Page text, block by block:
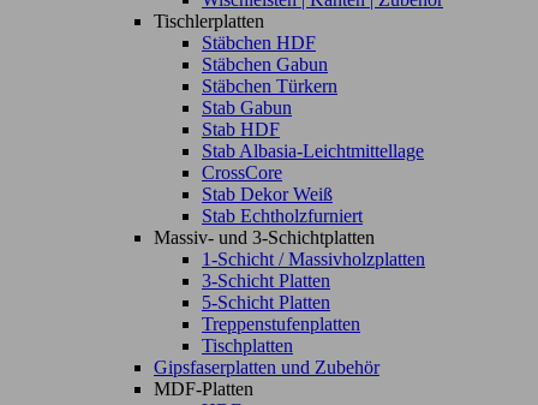
Tischlerplatten
Stäbchen HDF
Stäbchen Gabun
Stäbchen Türkern
Stab Gabun
Stab HDF
Stab Albasia-Leichtmittellage
CrossCore
Stab Dekor Weiß
Stab Echtholzfurniert
Massiv- und 3-Schichtplatten
1-Schicht / Massivholzplatten
3-Schicht Platten
5-Schicht Platten
Treppenstufenplatten
Tischplatten
Gipsfaserplatten und Zubehör
MDF-Platten